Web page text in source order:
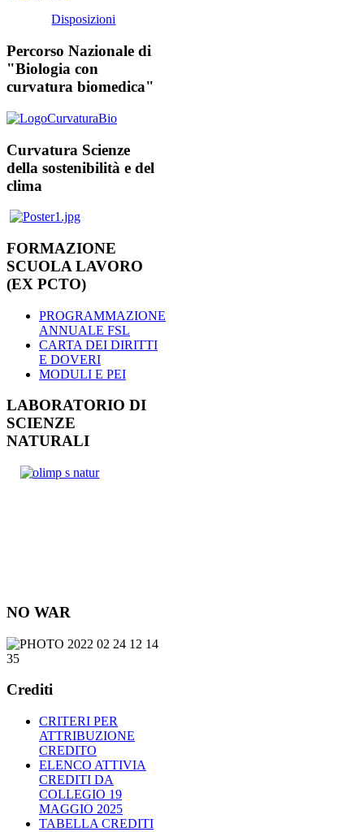
Disposizioni
Percorso Nazionale di
"Biologia con
curvatura biomedica"
Curvatura Scienze
della sostenibilità e del
clima
FORMAZIONE
SCUOLA LAVORO
(EX PCTO)
PROGRAMMAZIONE
ANNUALE FSL
CARTA DEI DIRITTI
E DOVERI
MODULI E PEI
LABORATORIO DI
SCIENZE
NATURALI
NO WAR
Crediti
CRITERI PER
ATTRIBUZIONE
CREDITO
ELENCO ATTIVIA
CREDITI DA
COLLEGIO 19
MAGGIO 2025
TABELLA CREDITI